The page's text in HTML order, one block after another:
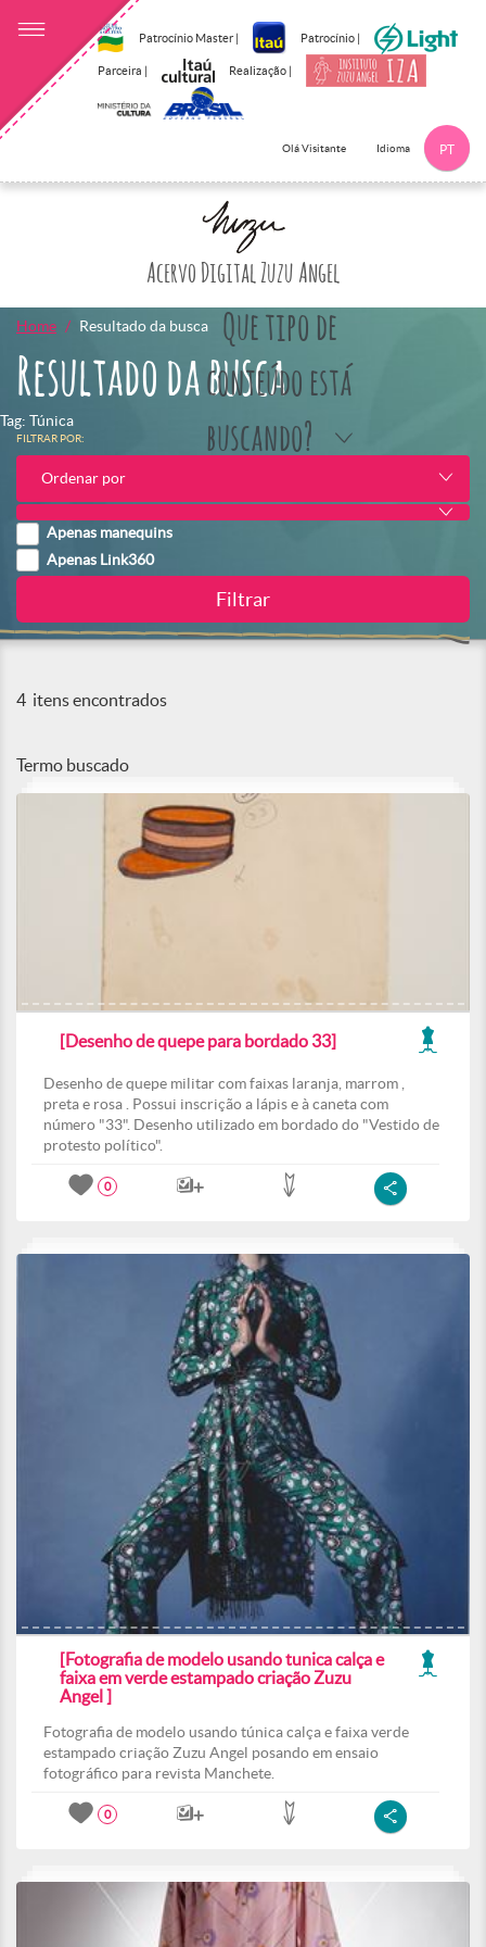
Patrocínio Master | Patrocínio |
Parceira | Realização |
Olá Visitante Idioma PT
Acervo Digital Zuzu Angel
Que tipo de
conteúdo está
buscando?
Home Resultado da busca
Resultado da busca
Tag: Túnica
FILTRAR POR:
Ordenar por
Apenas manequins
Apenas Link360
4 itens encontrados
Termo buscado
[Desenho de quepe para bordado 33]
Desenho de quepe militar com faixas laranja, marrom ,
preta e rosa . Possui inscrição a lápis e à caneta com
número "33". Desenho utilizado em bordado do "Vestido de
protesto político".
0
[Fotografia de modelo usando tunica calça e
faixa em verde estampado criação Zuzu
Angel ]
Fotografia de modelo usando túnica calça e faixa verde
estampado criação Zuzu Angel posando em ensaio
fotográfico para revista Manchete.
0